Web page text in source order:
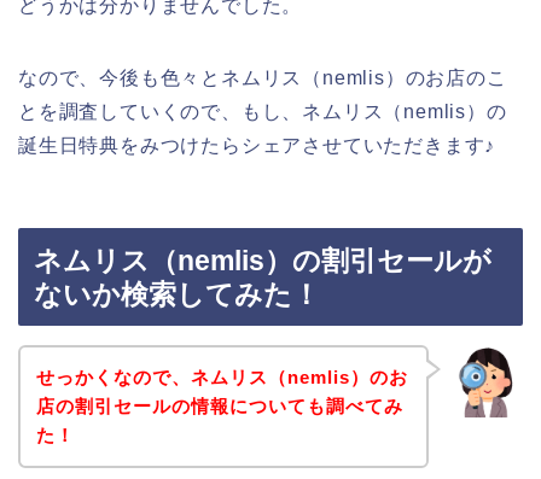
どうかは分かりませんでした。
なので、今後も色々とネムリス（nemlis）のお店のこ
とを調査していくので、もし、ネムリス（nemlis）の
誕生日特典をみつけたらシェアさせていただきます♪
ネムリス（nemlis）の割引セールが
ないか検索してみた！
せっかくなので、ネムリス（nemlis）のお
店の割引セールの情報についても調べてみ
た！